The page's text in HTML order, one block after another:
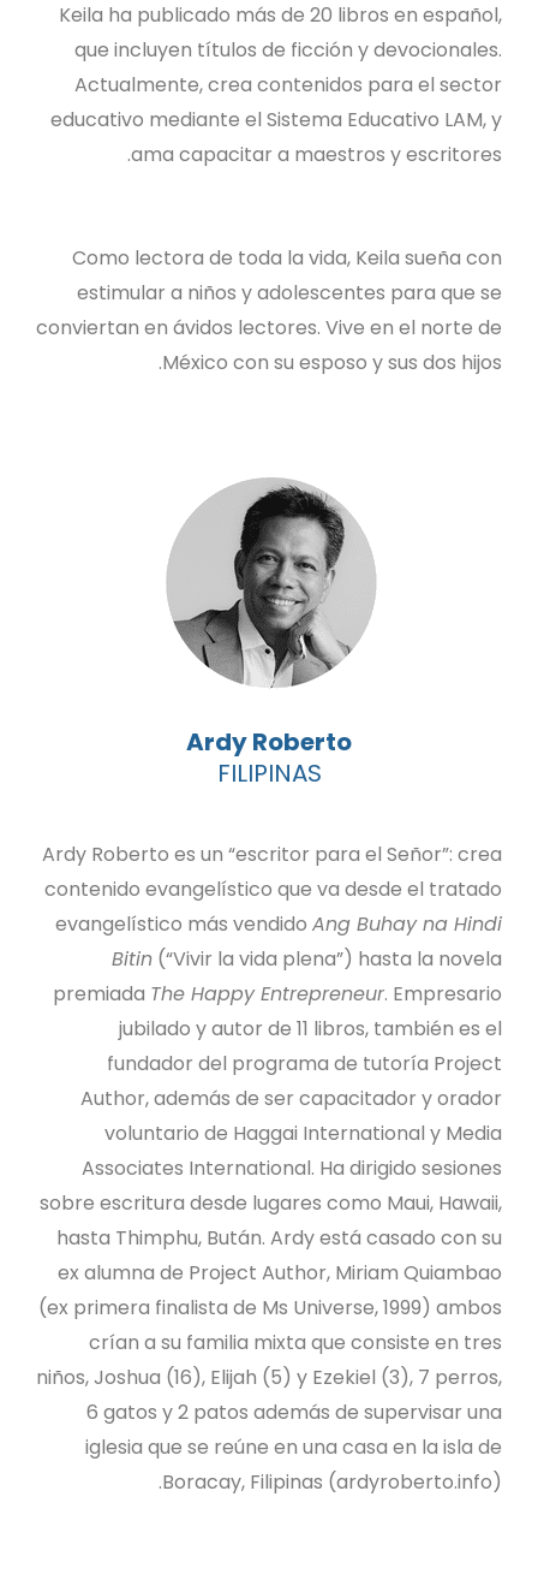
Keila ha publicado más de 20 libros en español,
que incluyen títulos de ficción y devocionales.
Actualmente, crea contenidos para el sector
educativo mediante el Sistema Educativo LAM, y
ama capacitar a maestros y escritores.
Como lectora de toda la vida, Keila sueña con
estimular a niños y adolescentes para que se
conviertan en ávidos lectores. Vive en el norte de
México con su esposo y sus dos hijos.
Ardy Roberto
FILIPINAS
Ardy Roberto es un “escritor para el Señor”: crea
contenido evangelístico que va desde el tratado
evangelístico más vendido Ang Buhay na Hindi
Bitin (“Vivir la vida plena”) hasta la novela
premiada The Happy Entrepreneur. Empresario
jubilado y autor de 11 libros, también es el
fundador del programa de tutoría Project
Author, además de ser capacitador y orador
voluntario de Haggai International y Media
Associates International. Ha dirigido sesiones
sobre escritura desde lugares como Maui, Hawaii,
hasta Thimphu, Bután. Ardy está casado con su
ex alumna de Project Author, Miriam Quiambao
(ex primera finalista de Ms Universe, 1999) ambos
crían a su familia mixta que consiste en tres
niños, Joshua (16), Elijah (5) y Ezekiel (3), 7 perros,
6 gatos y 2 patos además de supervisar una
iglesia que se reúne en una casa en la isla de
Boracay, Filipinas (ardyroberto.info).